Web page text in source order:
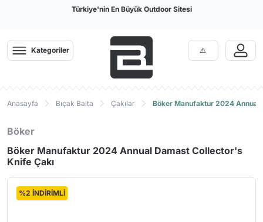
Türkiye'nin En Büyük Outdoor Sitesi
Kategoriler
Anasayfa Bıçak Balta Çakılar Böker Manufaktur 2024 Annual
Böker
Böker Manufaktur 2024 Annual Damast Collector's
Knife Çakı
%2 İNDİRİMLİ